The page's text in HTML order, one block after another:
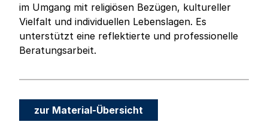
im Umgang mit religiösen Bezügen, kultureller
Vielfalt und individuellen Lebenslagen. Es
unterstützt eine reflektierte und professionelle
Beratungsarbeit.
zur Material-Übersicht